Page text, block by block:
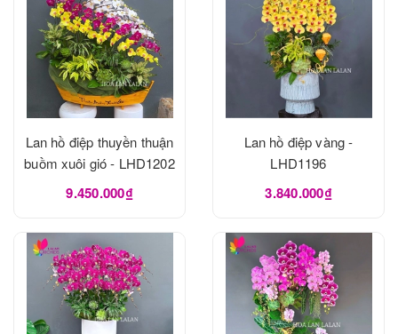
Lan hồ điệp thuyền thuận
buồm xuôi gió - LHD1202
9.450.000₫
Lan hồ điệp vàng -
LHD1196
3.840.000₫